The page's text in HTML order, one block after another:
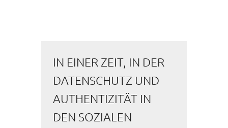
IN EINER ZEIT, IN DER
DATENSCHUTZ UND
AUTHENTIZITÄT IN
DEN SOZIALEN